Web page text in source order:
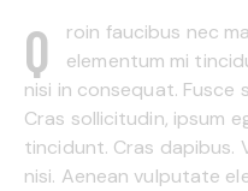
Q
roin faucibus nec
elementum mi
nisi in consequat. Fusce
Cras sollicitudin, ipsum
tincidunt. Cras dapibus.
nisi. Aenean vulputate